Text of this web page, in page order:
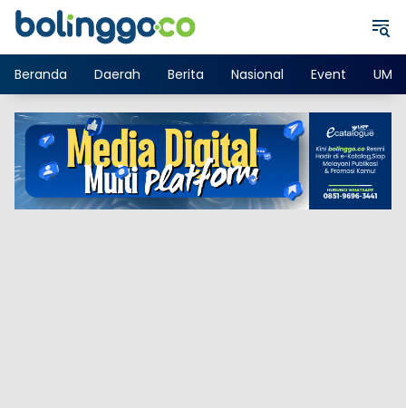
Langsung
Beranda
Daerah Berita Nasional Event